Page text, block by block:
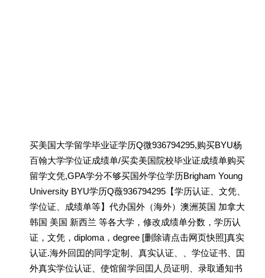
买美国大学留学毕业证学历Q微936794295,购买BYU杨
百翰大学学位证成绩单/买卖美国院校毕业证成绩单购买
留学文凭,GPA学分不够买国外学位学历Brigham Young
University BYU学历Q薇936794295【学历认证、文凭、
学位证、成绩单等】代办国外（海外）澳洲英国 加拿大
韩国 美国 新西兰 等各大学，修改成绩单分数，学历认
证，文凭，diploma，degree [删除请点击网页快照]真实
认证.海外回囯的同学定制、真实认证、、学位证书、囯
外真实学位认证、使馆留学回囯人员证明、录取通知书